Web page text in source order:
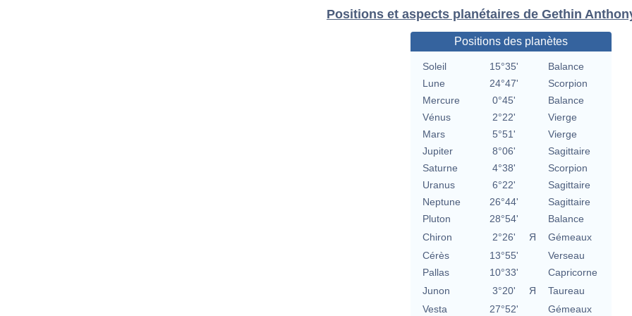
Positions et aspects planétaires de Gethin
Positions des planètes
Soleil 15°35'
Balance
Lune
24°47'
Scorpion
Mercure
0°45'
Balance
Vénus
2°22'
Vierge
Mars
5°51'
Vierge
Jupiter
8°06'
Sagittaire
Saturne
4°38'
Scorpion
Uranus
6°22'
Sagittaire
Neptune
26°44'
Sagittaire
Pluton
28°54'
Balance
Chiron
2°26' Я
Gémeaux
Cérès
13°55'
Verseau
Pallas
10°33'
Capricorne
Junon
3°20' Я
Taureau
Vesta
27°52' Gémeaux